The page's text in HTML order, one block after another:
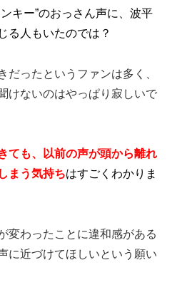
キー”のおっさん声に、波平
る人もいたのでは？
だったというファンは多く、
けないのはやっぱり寂しいで
ても、以前の声が頭から離れ
まう気持ちはすごくわかりま
変わったことに違和感がある
に近づけてほしいという願い